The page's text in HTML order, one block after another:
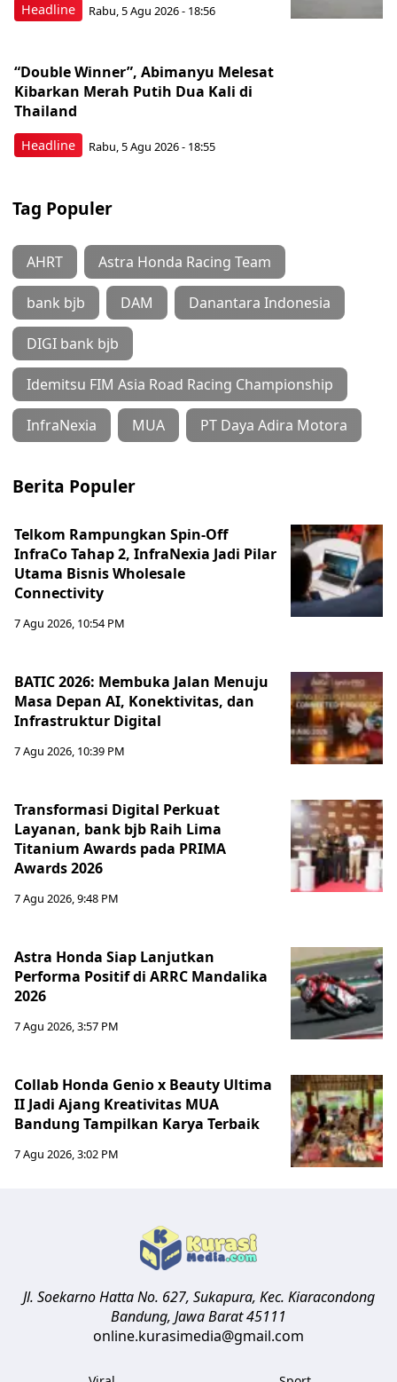
Headline Rabu, 5 Agu 2026 - 18:56
Headline
“Double Winner”, Abimanyu Melesat
Kibarkan Merah Putih Dua Kali di
Thailand
Rabu, 5 Agu 2026 - 18:55
Tag Populer
AHRT Astra Honda Racing Team
bank bjb DAM Danantara Indonesia
DIGI bank bjb
Idemitsu FIM Asia Road Racing Championship
InfraNexia MUA PT Daya Adira Motora
Berita Populer
Telkom Rampungkan Spin-Off
InfraCo Tahap 2, InfraNexia Jadi Pilar
Utama Bisnis Wholesale
Connectivity
7 Agu 2026, 10:54 PM
BATIC 2026: Membuka Jalan Menuju
Masa Depan AI, Konektivitas, dan
Infrastruktur Digital
7 Agu 2026, 10:39 PM
Transformasi Digital Perkuat
Layanan, bank bjb Raih Lima
Titanium Awards pada PRIMA
Awards 2026
7 Agu 2026, 9:48 PM
Astra Honda Siap Lanjutkan
Performa Positif di ARRC Mandalika
2026
7 Agu 2026, 3:57 PM
Collab Honda Genio x Beauty Ultima
II Jadi Ajang Kreativitas MUA
Bandung Tampilkan Karya Terbaik
7 Agu 2026, 3:02 PM
Jl. Soekarno Hatta No. 627, Sukapura, Kec. Kiaracondong
Bandung, Jawa Barat45111
online.kurasimedia@gmail.com